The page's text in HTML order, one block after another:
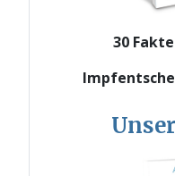
30